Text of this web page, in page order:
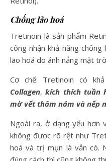
Chống lão hoá
Tretinoin là sản phẩm
công nhận khả năng
lão hoá do ánh nắng mặt
Cơ chế: Tretinoin có
Collagen,kích thích tuần
mờ vết thâm nám và nếp
Ngoài ra, ở dạng yếu hơn
không được rõ rệt như
hoá và trị mụn là vẫn có.